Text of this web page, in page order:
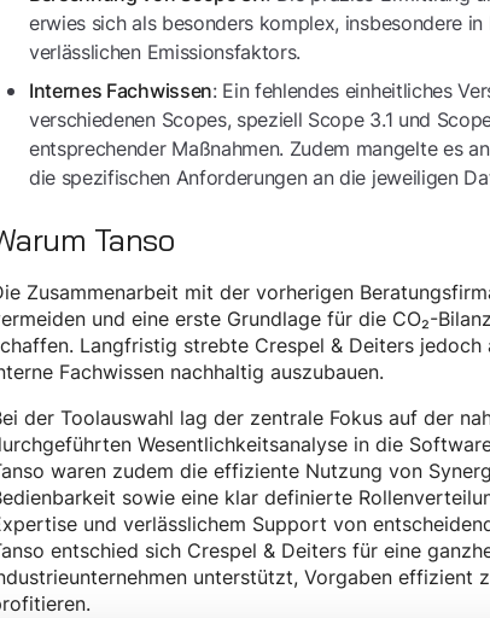
erwies sich als besonders komplex, insbesondere
verlässlichen Emissionsfaktors.
Internes Fachwissen: Ein fehlendes einheitliches
verschiedenen Scopes, speziell Scope 3.1 und
entsprechender Maßnahmen. Zudem mangelte es
die spezifischen Anforderungen an die jeweiligen
Tanso
Zusammenarbeit mit der vorherigen
und eine erste Grundlage für die CO₂-
Langfristig strebte Crespel & Deiters
Fachwissen nachhaltig auszubauen.
der Toolauswahl lag der zentrale Fokus auf der
Wesentlichkeitsanalyse in die
waren zudem die effiziente Nutzung von
sowie eine klar definierte
und verlässlichem Support von
entschied sich Crespel & Deiters für eine
unterstützt, Vorgaben